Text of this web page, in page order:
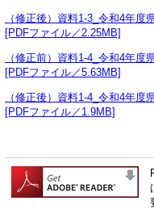
（修正後）資料1-3_令和4年
[PDFファイル／2.25MB]
（修正前）資料1-4_令和4年
[PDFファイル／5.63MB]
（修正後）資料1-4_令和4年
[PDFファイル／1.9MB]